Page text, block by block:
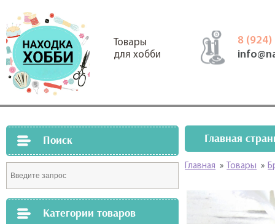
Товары
для хобби
8 (924)
Поиск
Категории товаров
Главная
Главная » Товары »